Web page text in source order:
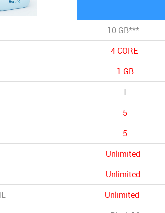
10 GB***
4 CORE
1 GB
1
5
5
Unlimited
Unlimited
Unlimited